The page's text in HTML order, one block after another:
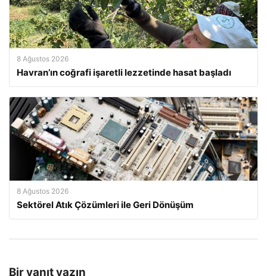
8 Ağustos 2026
Havran’ın coğrafi işaretli lezzetinde hasat başladı
8 Ağustos 2026
Sektörel Atık Çözümleri ile Geri Dönüşüm
Bir yanıt yazın